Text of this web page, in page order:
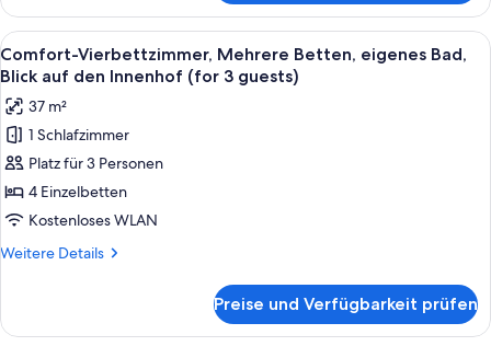
Dreibettzimmer,
3 Einzelbetten,
Nichtraucher,
eigenes
(Single
Use)
Alle
Fotos
für
Comfort-
Vierbettzimmer,
Mehrere
Betten,
eigenes
Bad,
den
Ein Hotelzimmer mit einem großen
9
Comfort-Vierbettzimmer, Mehrere Betten, eigenes Bad,
Blick auf den Innenhof (for 3 guests)
37 m²
1 Schlafzimmer
Platz für 3 Personen
4 Einzelbetten
Kostenloses WLAN
Weitere Details
Weitere
Vierbettzimmer,
Preise und Verfügbarkeit prüfen